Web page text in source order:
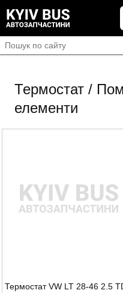
Термостат /
елементи
Термостат VW LT 28-46 2.5